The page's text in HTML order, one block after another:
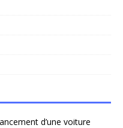
d’une voiture